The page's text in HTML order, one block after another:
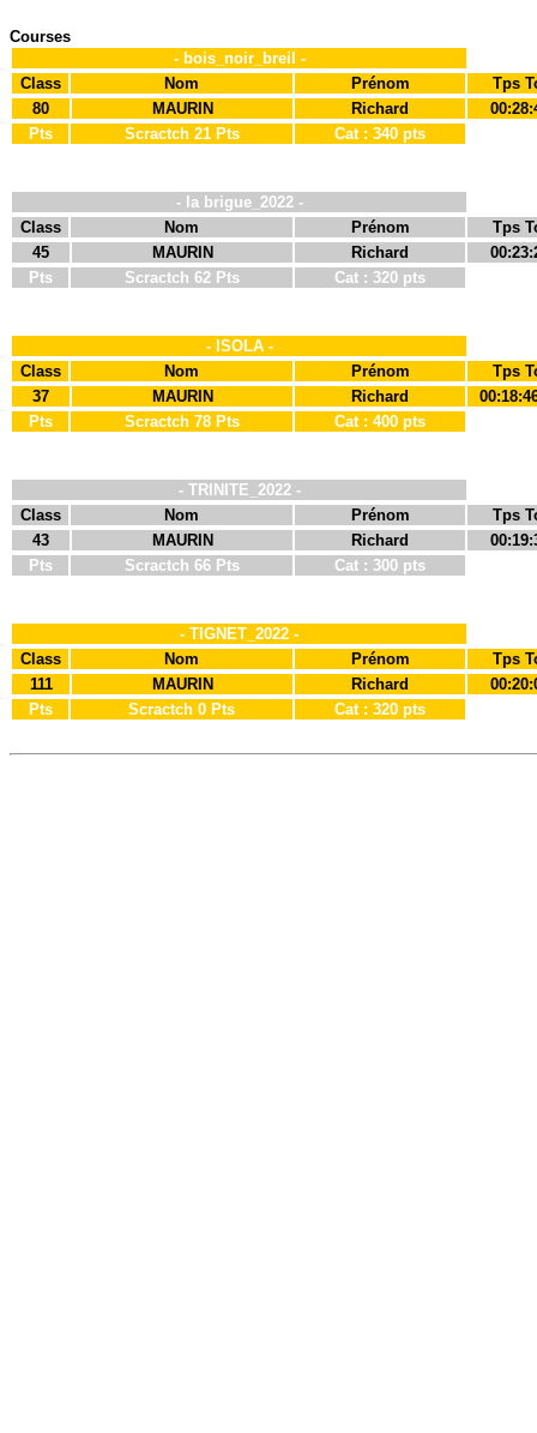
Courses
- bois_noir_breil -
Class
Nom Prénom
Tps
80
MAURIN Richard
Pts
Scractch 21 Pts Cat : 340 pts
- la brigue_2022 -
Class
Nom Prénom
Tps
45
MAURIN Richard
Pts
Scractch 62 Pts Cat : 320 pts
- ISOLA -
Class
Nom Prénom
Tps
37
MAURIN Richard
Pts
Scractch 78 Pts Cat : 400 pts
- TRINITE_2022 -
Class
Nom Prénom
Tps
43
MAURIN Richard
Pts
Scractch 66 Pts Cat : 300 pts
- TIGNET_2022 -
Class
Nom Prénom
Tps
111
MAURIN Richard
Pts
Scractch 0 Pts Cat : 320 pts